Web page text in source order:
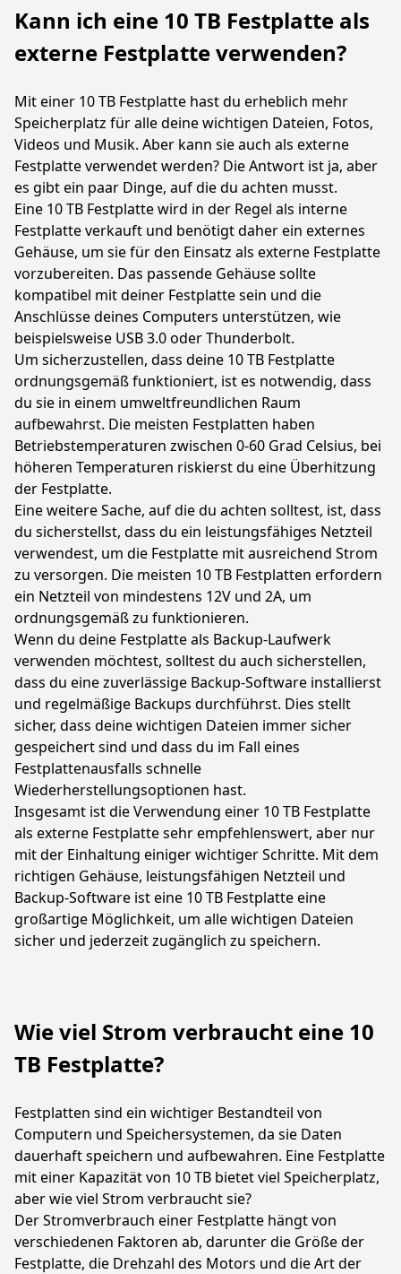
Kann ich eine 10 TB Festplatte als
externe Festplatte verwenden?
Mit einer 10 TB Festplatte hast du erheblich mehr
Speicherplatz für alle deine wichtigen Dateien, Fotos,
Videos und Musik. Aber kann sie auch als externe
Festplatte verwendet werden? Die Antwort ist ja, aber
es gibt ein paar Dinge, auf die du achten musst.
Eine 10 TB Festplatte wird in der Regel als interne
Festplatte verkauft und benötigt daher ein externes
Gehäuse, um sie für den Einsatz als externe Festplatte
vorzubereiten. Das passende Gehäuse sollte
kompatibel mit deiner Festplatte sein und die
Anschlüsse deines Computers unterstützen, wie
beispielsweise USB 3.0 oder Thunderbolt.
Um sicherzustellen, dass deine 10 TB Festplatte
ordnungsgemäß funktioniert, ist es notwendig, dass
du sie in einem umweltfreundlichen Raum
aufbewahrst. Die meisten Festplatten haben
Betriebstemperaturen zwischen 0-60 Grad Celsius, bei
höheren Temperaturen riskierst du eine Überhitzung
der Festplatte.
Eine weitere Sache, auf die du achten solltest, ist, dass
du sicherstellst, dass du ein leistungsfähiges Netzteil
verwendest, um die Festplatte mit ausreichend Strom
zu versorgen. Die meisten 10 TB Festplatten erfordern
ein Netzteil von mindestens 12V und 2A, um
ordnungsgemäß zu funktionieren.
Wenn du deine Festplatte als Backup-Laufwerk
verwenden möchtest, solltest du auch sicherstellen,
dass du eine zuverlässige Backup-Software installierst
und regelmäßige Backups durchführst. Dies stellt
sicher, dass deine wichtigen Dateien immer sicher
gespeichert sind und dass du im Fall eines
Festplattenausfalls schnelle
Wiederherstellungsoptionen hast.
Insgesamt ist die Verwendung einer 10 TB Festplatte
als externe Festplatte sehr empfehlenswert, aber nur
mit der Einhaltung einiger wichtiger Schritte. Mit dem
richtigen Gehäuse, leistungsfähigen Netzteil und
Backup-Software ist eine 10 TB Festplatte eine
großartige Möglichkeit, um alle wichtigen Dateien
sicher und jederzeit zugänglich zu speichern.
Wie viel Strom verbraucht eine 10
TB Festplatte?
Festplatten sind ein wichtiger Bestandteil von
Computern und Speichersystemen, da sie Daten
dauerhaft speichern und aufbewahren. Eine Festplatte
mit einer Kapazität von 10 TB bietet viel Speicherplatz,
aber wie viel Strom verbraucht sie?
Der Stromverbrauch einer Festplatte hängt von
verschiedenen Faktoren ab, darunter die Größe der
Festplatte, die Drehzahl des Motors und die Art der